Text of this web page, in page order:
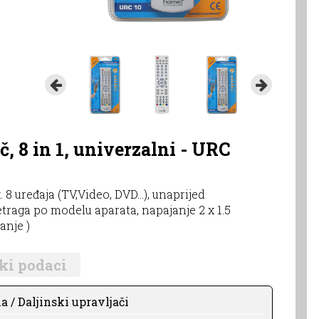
8 in 1, univerzalni - URC
(TV,Video, DVD...), unaprijed
po modelu aparata, napajanje 2 x 1.5
)
podaci
/ Daljinski upravljači